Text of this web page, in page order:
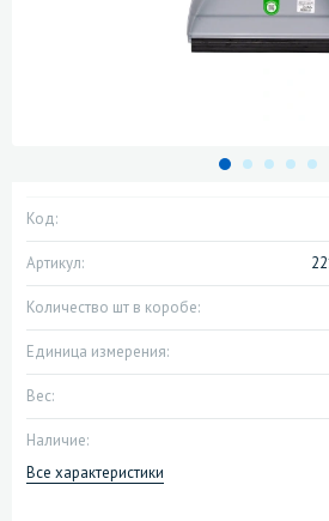
Код:
Артикул:
Количество шт в коробе:
Единица измерения:
Вес:
Наличие:
Все характеристики